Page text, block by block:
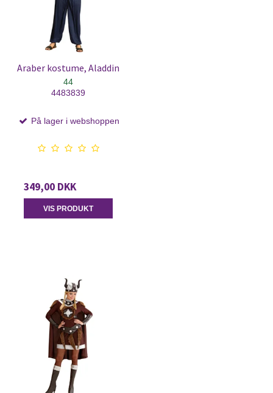
Araber kostume, Aladdin
44
4483839
På lager i webshoppen
349,00 DKK
VIS PRODUKT